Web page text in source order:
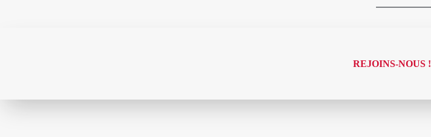
REJOINS-NOUS !